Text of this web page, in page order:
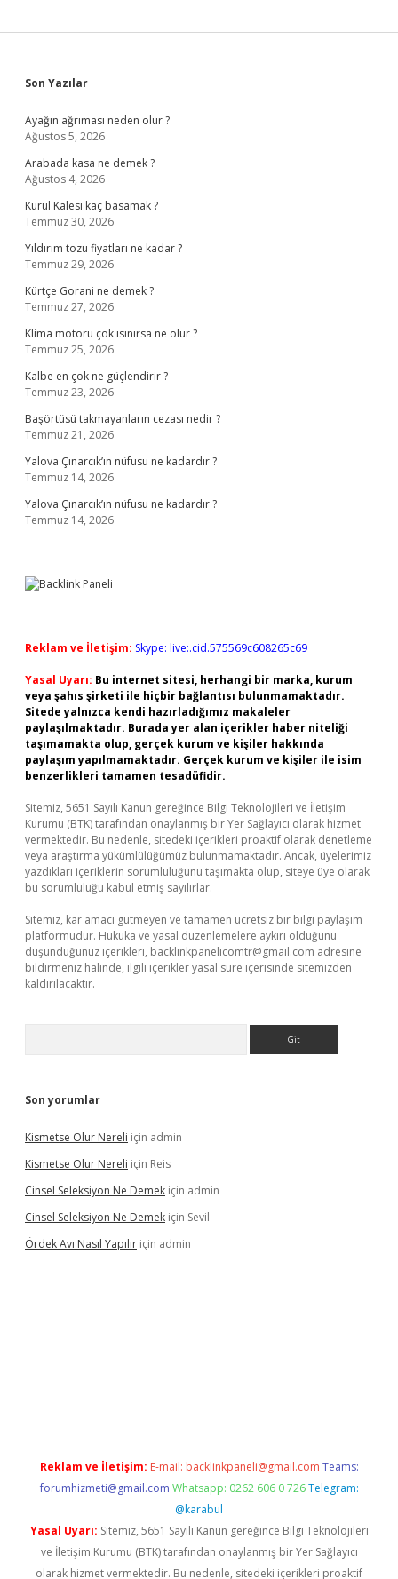
Sidebar
Son Yazılar
Ayağın ağrıması neden olur ?
Ağustos 5, 2026
Arabada kasa ne demek ?
Ağustos 4, 2026
Kurul Kalesi kaç basamak ?
Temmuz 30, 2026
Yıldırım tozu fiyatları ne kadar ?
Temmuz 29, 2026
Kürtçe Gorani ne demek ?
Temmuz 27, 2026
Klima motoru çok ısınırsa ne olur ?
Temmuz 25, 2026
Kalbe en çok ne güçlendirir ?
Temmuz 23, 2026
Başörtüsü takmayanların cezası nedir ?
Temmuz 21, 2026
Yalova Çınarcık’ın nüfusu ne kadardır ?
Temmuz 14, 2026
Yalova Çınarcık’ın nüfusu ne kadardır ?
Temmuz 14, 2026
Reklam ve İletişim: Skype: live:.cid.575569c608265c69
Yasal Uyarı: Bu internet sitesi, herhangi bir marka, kurum
veya şahıs şirketi ile hiçbir bağlantısı bulunmamaktadır.
Sitede yalnızca kendi hazırladığımız makaleler
paylaşılmaktadır. Burada yer alan içerikler haber niteliği
taşımamakta olup, gerçek kurum ve kişiler hakkında
paylaşım yapılmamaktadır. Gerçek kurum ve kişiler ile isim
benzerlikleri tamamen tesadüfidir.
Sitemiz, 5651 Sayılı Kanun gereğince Bilgi Teknolojileri ve İletişim
Kurumu (BTK) tarafından onaylanmış bir Yer Sağlayıcı olarak hizmet
vermektedir. Bu nedenle, sitedeki içerikleri proaktif olarak denetleme
veya araştırma yükümlülüğümüz bulunmamaktadır. Ancak, üyelerimiz
yazdıkları içeriklerin sorumluluğunu taşımakta olup, siteye üye olarak
bu sorumluluğu kabul etmiş sayılırlar.
Sitemiz, kar amacı gütmeyen ve tamamen ücretsiz bir bilgi paylaşım
platformudur. Hukuka ve yasal düzenlemelere aykırı olduğunu
düşündüğünüz içerikleri, backlinkpanelicomtr@gmail.com adresine
bildirmeniz halinde, ilgili içerikler yasal süre içerisinde sitemizden
kaldırılacaktır.
Son yorumlar
Kismetse Olur Nereli için admin
Kismetse Olur Nereli için Reis
Cinsel Seleksiyon Ne Demek için admin
Cinsel Seleksiyon Ne Demek için Sevil
Ördek Avı Nasıl Yapılır için admin
Reklam ve İletişim: E-mail: backlinkpaneli@gmail.com Teams:
forumhizmeti@gmail.com Whatsapp: 0262 606 0 726 Telegram:
@karabul
Yasal Uyarı: Sitemiz, 5651 Sayılı Kanun gereğince Bilgi Teknolojileri
ve İletişim Kurumu (BTK) tarafından onaylanmış bir Yer Sağlayıcı
olarak hizmet vermektedir. Bu nedenle, sitedeki içerikleri proaktif